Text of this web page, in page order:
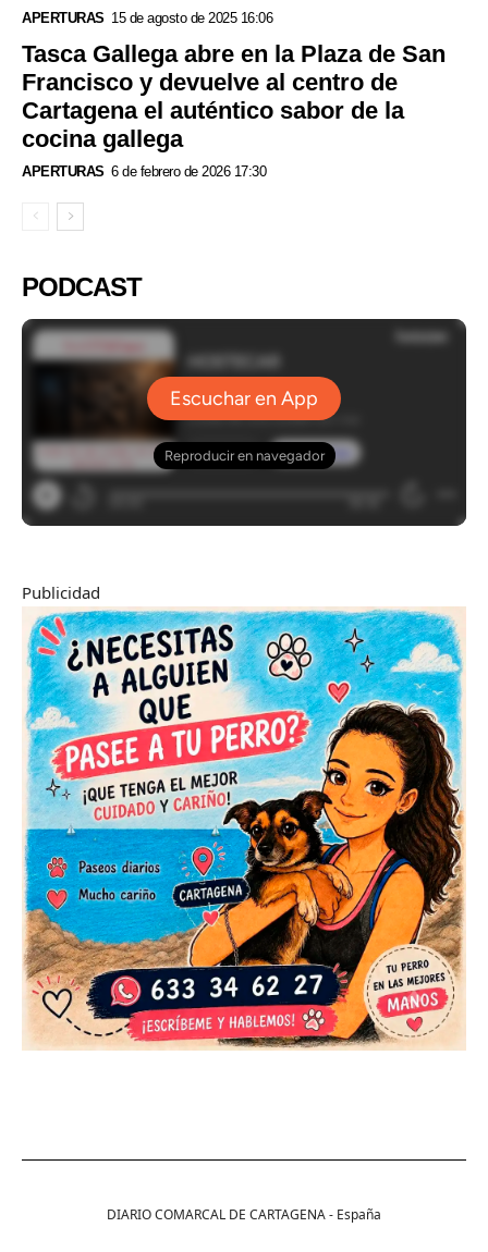
APERTURAS 15 de agosto de 2025 16:06
Tasca Gallega abre en la Plaza de San
Francisco y devuelve al centro de
Cartagena el auténtico sabor de la
cocina gallega
APERTURAS 6 de febrero de 2026 17:30
PODCAST
Publicidad
DIARIO COMARCAL DE CARTAGENA - España